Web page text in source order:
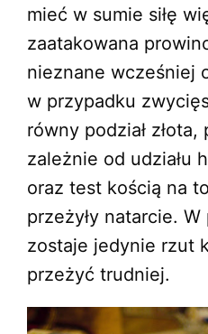
mieć w sumie siłę
zaatakowana
nieznane wcześniej
w przypadku
równy podział
zależnie od udziału
oraz test kością na
przeżyły natarcie.
zostaje jedynie rzut
przeżyć trudniej.